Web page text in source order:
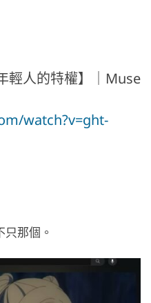
輕人的特權】｜Muse
watch?v=ght-
那個。